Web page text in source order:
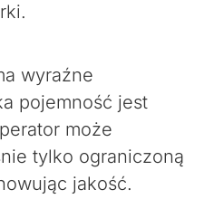
wyraźne
pojemność jest
może
tylko ograniczoną
jakość.